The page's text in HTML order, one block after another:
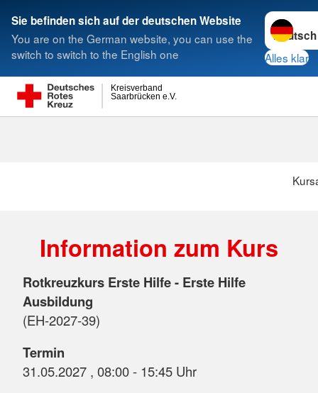
Sie befinden sich auf der deutschen Website
You are on the German website, you can use the
switch to switch to the English one
Sprache
Alles klar
Saarbrücken e.V.
Kreisverband
Suche
Information zum Kurs
Rotkreuzkurs Erste Hilfe - Erste Hilfe
Ausbildung
(EH-2027-39)
Termin
31.05.2027 , 08:00 - 15:45 Uhr